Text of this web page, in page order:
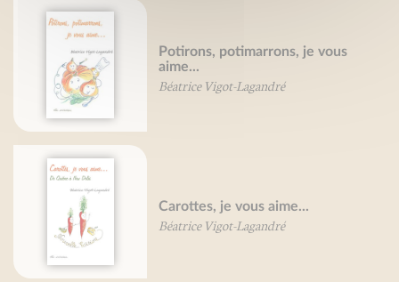
Potirons, potimarrons, je vous
aime...
Béatrice Vigot-Lagandré
Carottes, je vous aime...
Béatrice Vigot-Lagandré